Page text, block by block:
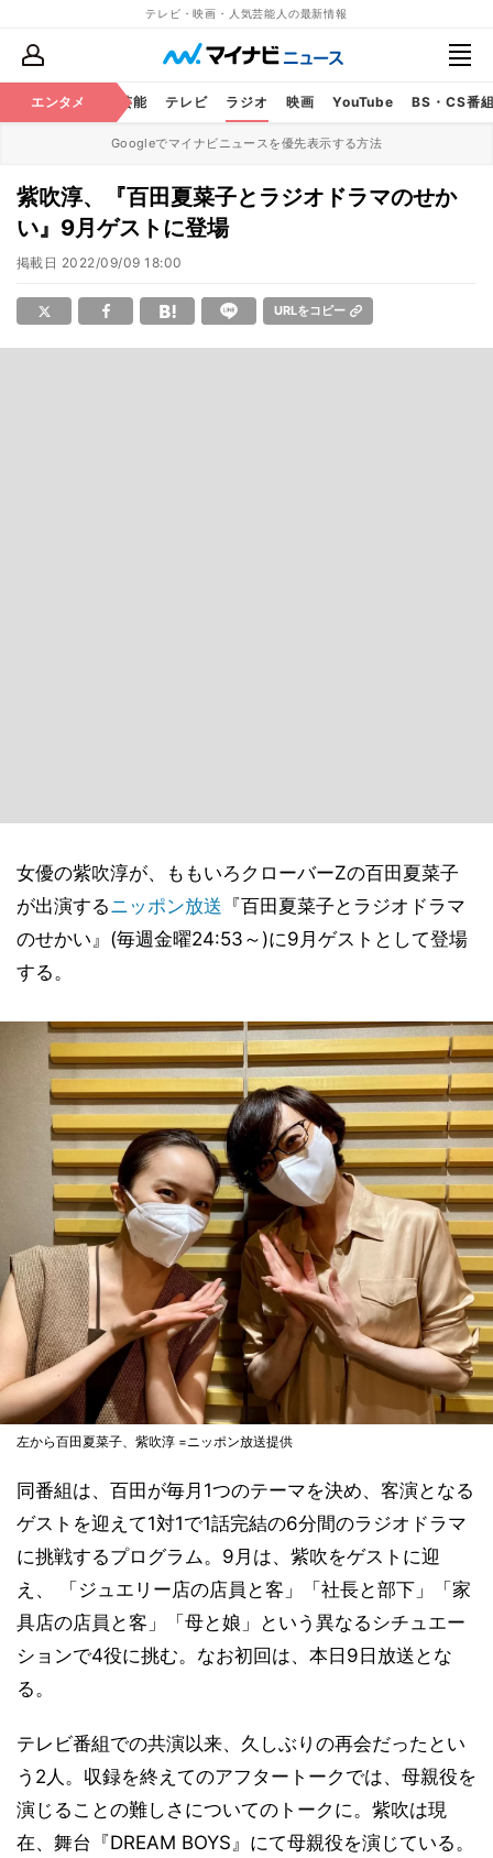
テレビ・映画・人気芸能人の最新情報
エンタメ 芸能 テレビ ラジオ 映画 YouTube BS・CS番
Googleでマイナビニュースを優先表示する方法
紫吹淳、『百田夏菜子とラジオドラマのせか
い』9月ゲストに登場
掲載日 2022/09/09 18:00
URLをコピー
女優の紫吹淳が、ももいろクローバーZの百田夏菜子
が出演するニッポン放送 『百田夏菜子とラジオドラマ
のせかい』(毎週金曜24:53～)に9月ゲストとして登場
する。
左から百田夏菜子、紫吹淳 =ニッポン放送提供
同番組は、百田が毎月1つのテーマを決め、客演となる
ゲストを迎えて1対1で1話完結の6分間のラジオドラマ
に挑戦するプログラム。9月は、紫吹をゲストに迎
え、 「ジュエリー店の店員と客」「社長と部下」「家
具店の店員と客」「母と娘」という異なるシチュエー
ションで4役に挑む。なお初回は、本日9日放送とな
る。
テレビ番組での共演以来、久しぶりの再会だったとい
う2人。収録を終えてのアフタートークでは、母親役を
演じることの難しさについてのトークに。紫吹は現
在、舞台『DREAM BOYS』にて母親役を演じている。